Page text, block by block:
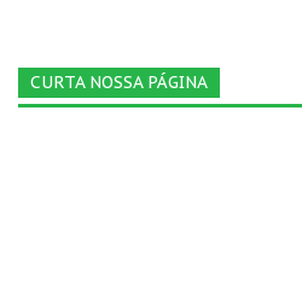
CURTA NOSSA PÁGINA